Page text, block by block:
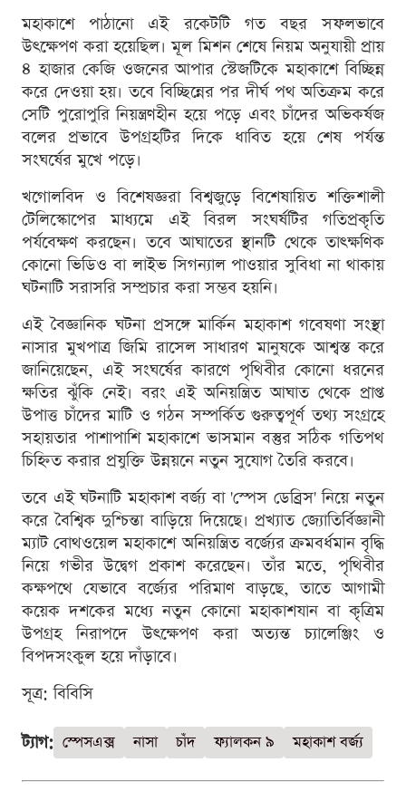
মহাকাশে পাঠানো এই রকেটটি গত বছর সফলভাবে
উৎক্ষেপণ করা হয়েছিল। মূল মিশন শেষে নিয়ম অনুযায়ী প্রায়
৪ হাজার কেজি ওজনের আপার স্টেজটিকে মহাকাশে বিচ্ছিন্ন
করে দেওয়া হয়। তবে বিচ্ছিন্নের পর দীর্ঘ পথ অতিক্রম করে
সেটি পুরোপুরি নিয়ন্ত্রণহীন হয়ে পড়ে এবং চাঁদের অভিকর্ষজ
বলের প্রভাবে উপগ্রহটির দিকে ধাবিত হয়ে শেষ পর্যন্ত
সংঘর্ষের মুখে পড়ে।
খগোলবিদ ও বিশেষজ্ঞরা বিশ্বজুড়ে বিশেষায়িত শক্তিশালী
টেলিস্কোপের মাধ্যমে এই বিরল সংঘর্ষটির গতিপ্রকৃতি
পর্যবেক্ষণ করছেন। তবে আঘাতের স্থানটি থেকে তাত্ক্ষণিক
কোনো ভিডিও বা লাইভ সিগন্যাল পাওয়ার সুবিধা না থাকায়
ঘটনাটি সরাসরি সম্প্রচার করা সম্ভব হয়নি।
এই বৈজ্ঞানিক ঘটনা প্রসঙ্গে মার্কিন মহাকাশ গবেষণা সংস্থা
নাসার মুখপাত্র জিমি রাসেল সাধারণ মানুষকে আশ্বস্ত করে
জানিয়েছেন, এই সংঘর্ষের কারণে পৃথিবীর কোনো ধরনের
ক্ষতির ঝুঁকি নেই। বরং এই অনিয়ন্ত্রিত আঘাত থেকে প্রাপ্ত
উপাত্ত চাঁদের মাটি ও গঠন সম্পর্কিত গুরুত্বপূর্ণ তথ্য সংগ্রহে
সহায়তার পাশাপাশি মহাকাশে ভাসমান বস্তুর সঠিক গতিপথ
চিহ্নিত করার প্রযুক্তি উন্নয়নে নতুন সুযোগ তৈরি করবে।
তবে এই ঘটনাটি মহাকাশ বর্জ্য বা 'স্পেস ডেব্রিস' নিয়ে নতুন
করে বৈশ্বিক দুশ্চিন্তা বাড়িয়ে দিয়েছে। প্রখ্যাত জ্যোতির্বিজ্ঞানী
ম্যাট বোথওয়েল মহাকাশে অনিয়ন্ত্রিত বর্জ্যের ক্রমবর্ধমান বৃদ্ধি
নিয়ে গভীর উদ্বেগ প্রকাশ করেছেন। তাঁর মতে, পৃথিবীর
কক্ষপথে যেভাবে বর্জ্যের পরিমাণ বাড়ছে, তাতে আগামী
কয়েক দশকের মধ্যে নতুন কোনো মহাকাশযান বা কৃত্রিম
উপগ্রহ নিরাপদে উৎক্ষেপণ করা অত্যন্ত চ্যালেঞ্জিং ও
বিপদসংকুল হয়ে দাঁড়াবে।
সূত্র: বিবিসি
ট্যাগ: স্পেসএক্স নাসা চাঁদ ফ্যালকন ৯ মহাকাশ বর্জ্য